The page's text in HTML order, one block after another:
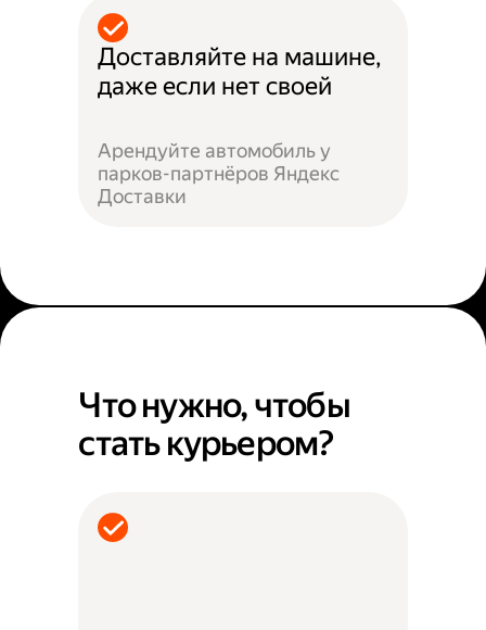
Доставляйте на машине,
даже если нет своей
Арендуйте автомобиль у
парков-партнёров Яндекс
Доставки
Что нужно, чтобы
стать курьером?